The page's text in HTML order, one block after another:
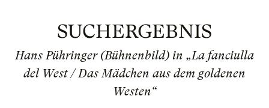
SUCHERGEBNIS
Hans Pühringer (Bühnenbild) in „La fanciulla
del West / Das Mädchen aus dem goldenen
Westen“